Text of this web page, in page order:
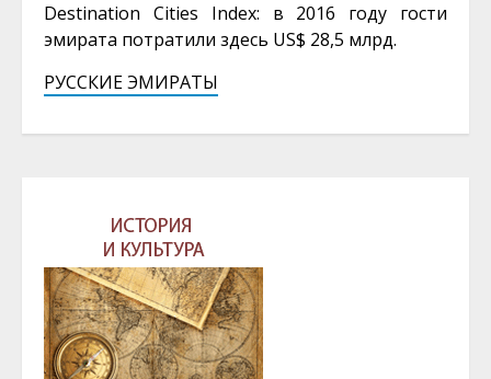
Destination Cities Index: в 2016 году гости
эмирата потратили здесь US$ 28,5 млрд.
РУССКИЕ ЭМИРАТЫ